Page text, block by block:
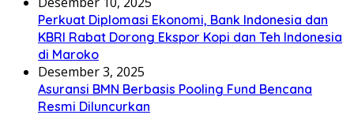
Perkuat Diplomasi Ekonomi, Bank Indonesia dan
KBRI Rabat Dorong Ekspor Kopi dan Teh Indonesia
di Maroko
Desember 3, 2025
Asuransi BMN Berbasis Pooling Fund Bencana
Resmi Diluncurkan